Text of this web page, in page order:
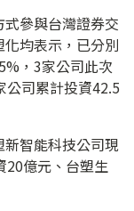
參與台灣證券交
均表示，已分別
，3家公司此次
公司累計投資42.5
智能科技公司現
20億元、台塑生